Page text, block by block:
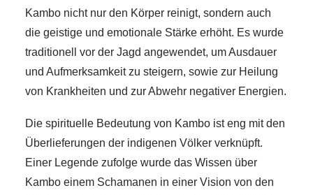
Kambo nicht nur den Körper reinigt, sondern auch
die geistige und emotionale Stärke erhöht. Es wurde
traditionell vor der Jagd angewendet, um Ausdauer
und Aufmerksamkeit zu steigern, sowie zur Heilung
von Krankheiten und zur Abwehr negativer Energien.
Die spirituelle Bedeutung von Kambo ist eng mit den
Überlieferungen der indigenen Völker verknüpft.
Einer Legende zufolge wurde das Wissen über
Kambo einem Schamanen in einer Vision von den